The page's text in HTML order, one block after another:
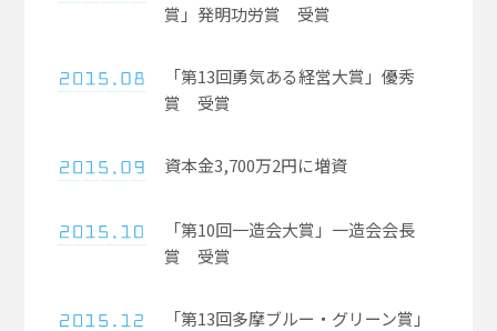
賞」発明功労賞 受賞​
「第13回勇気ある経営大賞」優秀
賞 受賞​
資本金3,700万2円に増資​
「第10回一造会大賞」一造会会長
賞 受賞​
「第13回多摩ブルー・グリーン賞」